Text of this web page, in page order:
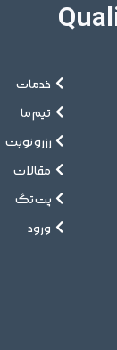
خدمات
تیم ما
رزرو نوبت
مقالات
پت تگ
ورود